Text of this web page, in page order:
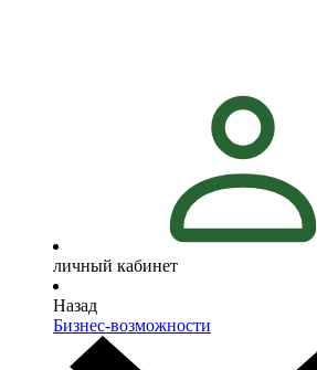
личный кабинет
Назад
Бизнес-возможности